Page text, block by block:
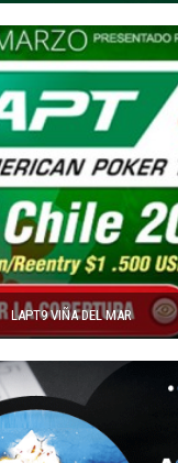
LAPT9 VIÑA DEL MAR